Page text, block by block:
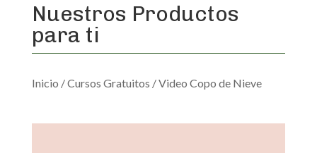
Nuestros Productos
para ti
Inicio /Cursos Gratuitos / Video Copo de Nieve